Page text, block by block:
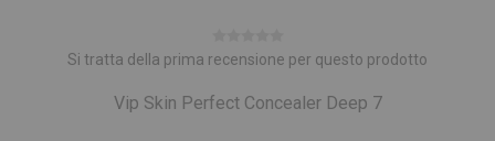
Si tratta della prima recensione per questo prodotto
Vip Skin Perfect Concealer Deep 7